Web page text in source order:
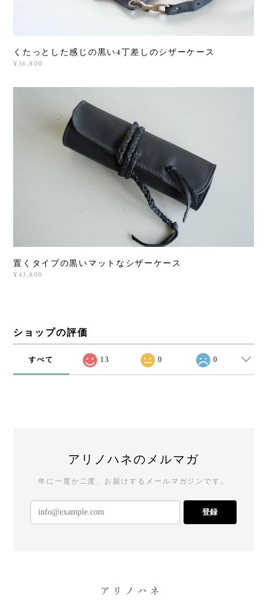
くたっとした感じの黒い4丁差しのシザーケース
¥36,800
置くタイプの黒いマットなシザーケース
¥43,800
ショップの評価
すべて 13 0 0
アリノハネのメルマガ
年に一度か二度、お届けするメールマガジンです。
登録